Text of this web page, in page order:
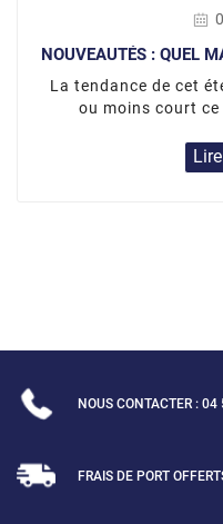
NOUVEAUTÉS : QUEL
La tendance de cet
ou moins court
NOUS CONTACTER :
FRAIS DE PORT